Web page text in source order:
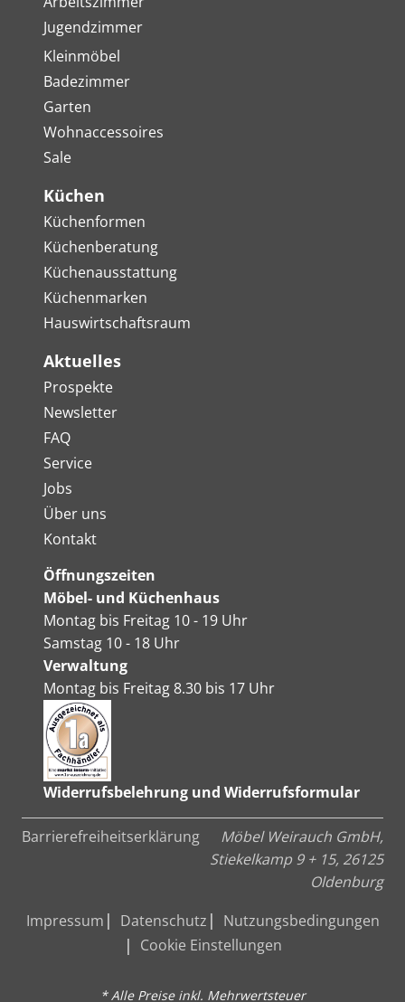
Jugendzimmer
Kleinmöbel
Badezimmer
Garten
Wohnaccessoires
Sale
Küchen
Küchenformen
Küchenberatung
Küchenausstattung
Küchenmarken
Hauswirtschaftsraum
Aktuelles
Prospekte
Newsletter
FAQ
Service
Jobs
Über uns
Kontakt
Öffnungszeiten
Möbel- und Küchenhaus
Montag bis Freitag 10 - 19 Uhr
Samstag 10 - 18 Uhr
Verwaltung
Montag bis Freitag 8.30 bis 17 Uhr
Widerrufsbelehrung und Widerrufsformular
Barrierefreiheitserklärung
Möbel Weirauch GmbH,
Stiekelkamp 9 + 15, 26125
Oldenburg
Impressum
Datenschutz
Nutzungsbedingungen
Cookie Einstellungen
* Alle Preise inkl. Mehrwertsteuer